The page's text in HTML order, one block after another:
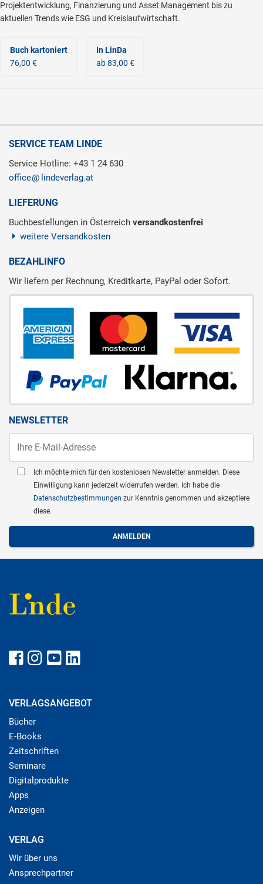
Projektentwicklung, Finanzierung und Asset Management bis zu
aktuellen Trends wie ESG und Kreislaufwirtschaft.
Buch kartoniert
76,00 €
In LinDa
ab 83,00 €
SERVICE TEAM LINDE
Service Hotline: +43 1 24 630
office
lindeverlag.at
LIEFERUNG
Buchbestellungen in Österreich versandkostenfrei
weitere Versandkosten
BEZAHLINFO
Wir liefern per Rechnung, Kreditkarte, PayPal oder Sofort.
NEWSLETTER
Ich möchte mich für den kostenlosen Newsletter anmelden. Diese
Einwilligung kann jederzeit widerrufen werden. Ich habe die
Datenschutzbestimmungen zur Kenntnis genommen und akzeptiere
diese.
VERLAGSANGEBOT
Bücher
E-Books
Zeitschriften
Seminare
Digitalprodukte
Apps
Anzeigen
VERLAG
Wir über uns
Ansprechpartner